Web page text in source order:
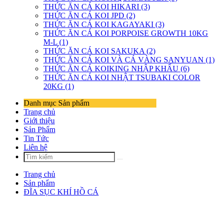
THỨC ĂN CÁ KOI HIKARI (3)
THỨC ĂN CÁ KOI JPD (2)
THỨC ĂN CÁ KOI KAGAYAKI (3)
THỨC ĂN CÁ KOI PORPOISE GROWTH 10KG
M-L (1)
THỨC ĂN CÁ KOI SAKUKA (2)
THỨC ĂN CÁ KOI VÀ CÁ VÀNG SANYUAN (1)
THỨC ĂN CÁ KOIKING NHẬP KHẨU (6)
THỨC ĂN CÁ KOI NHẬT TSUBAKI COLOR
20KG (1)
Danh mục Sản phẩm
Trang chủ
Giới thiệu
Sản Phẩm
Tin Tức
Liên hệ
Trang chủ
Sản phẩm
ĐĨA SỤC KHÍ HỒ CÁ